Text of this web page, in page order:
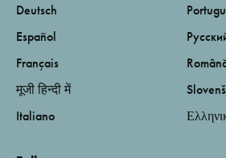
Deutsch
Español
Français
मूजी हिन्दी में
Italiano